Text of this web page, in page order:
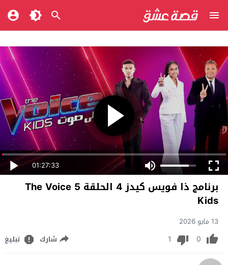
01:27:33
برنامج ذا فويس كيدز 4 الحلقة 5 The Voice
Kids
13 مايو 2026
0
1 شارك تبليغ